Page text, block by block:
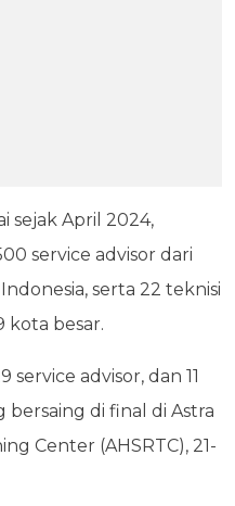
sejak April 2024,
service advisor dari
serta 22 teknisi
kota besar.
service advisor, dan 11
bersaing di final di Astra
Center (AHSRTC), 21-